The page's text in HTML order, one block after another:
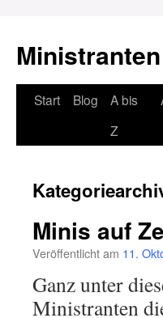
Zum
Start Blog
A bis
Z
Minis auf
Veröffentlicht am 11.
Ganz unter
Ministranten